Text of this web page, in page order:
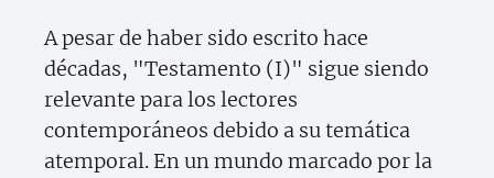
A pesar de haber sido escrito hace
décadas, "Testamento (I)" sigue siendo
relevante para los lectores
contemporáneos debido a su temática
atemporal. En un mundo marcado por la